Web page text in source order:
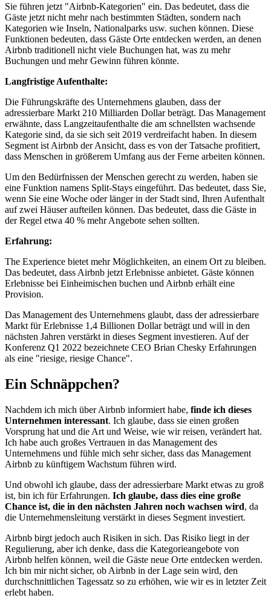
Sie führen jetzt "Airbnb-Kategorien" ein. Das bedeutet, dass die
Gäste jetzt nicht mehr nach bestimmten Städten, sondern nach
Kategorien wie Inseln, Nationalparks usw. suchen können. Diese
Funktionen bedeuten, dass Gäste Orte entdecken werden, an denen
Airbnb traditionell nicht viele Buchungen hat, was zu mehr
Buchungen und mehr Gewinn führen könnte.
Langfristige Aufenthalte:
Die Führungskräfte des Unternehmens glauben, dass der
adressierbare Markt 210 Milliarden Dollar beträgt. Das Management
erwähnte, dass Langzeitaufenthalte die am schnellsten wachsende
Kategorie sind, da sie sich seit 2019 verdreifacht haben. In diesem
Segment ist Airbnb der Ansicht, dass es von der Tatsache profitiert,
dass Menschen in größerem Umfang aus der Ferne arbeiten können.
Um den Bedürfnissen der Menschen gerecht zu werden, haben sie
eine Funktion namens Split-Stays eingeführt. Das bedeutet, dass Sie,
wenn Sie eine Woche oder länger in der Stadt sind, Ihren Aufenthalt
auf zwei Häuser aufteilen können. Das bedeutet, dass die Gäste in
der Regel etwa 40 % mehr Angebote sehen sollten.
Erfahrung:
The Experience bietet mehr Möglichkeiten, an einem Ort zu bleiben.
Das bedeutet, dass Airbnb jetzt Erlebnisse anbietet. Gäste können
Erlebnisse bei Einheimischen buchen und Airbnb erhält eine
Provision.
Das Management des Unternehmens glaubt, dass der adressierbare
Markt für Erlebnisse 1,4 Billionen Dollar beträgt und will in den
nächsten Jahren verstärkt in dieses Segment investieren. Auf der
Konferenz Q1 2022 bezeichnete CEO Brian Chesky Erfahrungen
als eine "riesige, riesige Chance".
Ein Schnäppchen?
Nachdem ich mich über Airbnb informiert habe, finde ich dieses
Unternehmen interessant. Ich glaube, dass sie einen großen
Vorsprung hat und die Art und Weise, wie wir reisen, verändert hat.
Ich habe auch großes Vertrauen in das Management des
Unternehmens und fühle mich sehr sicher, dass das Management
Airbnb zu künftigem Wachstum führen wird.
Und obwohl ich glaube, dass der adressierbare Markt etwas zu groß
ist, bin ich für Erfahrungen. Ich glaube, dass dies eine große
Chance ist, die in den nächsten Jahren noch wachsen wird, da
die Unternehmensleitung verstärkt in dieses Segment investiert.
Airbnb birgt jedoch auch Risiken in sich. Das Risiko liegt in der
Regulierung, aber ich denke, dass die Kategorieangebote von
Airbnb helfen können, weil die Gäste neue Orte entdecken werden.
Ich bin mir nicht sicher, ob Airbnb in der Lage sein wird, den
durchschnittlichen Tagessatz so zu erhöhen, wie wir es in letzter Zeit
erlebt haben.